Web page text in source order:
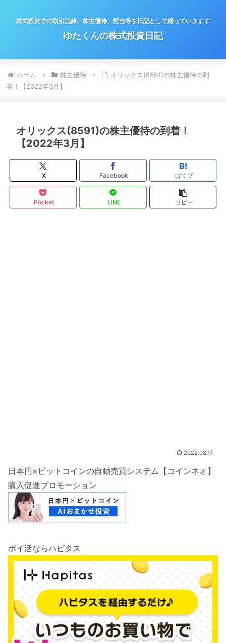
株式投資での取引記録、株主優待、配当等を日記として綴っていきます
ゆたくんの株式投資日記
ホーム 株主優待
オリックス(8591)の株主優待の到
着！【2022年3月】
オリックス(8591)の株主優待の到着！
【2022年3月】
X Facebook はてブ
Pocket LINE コピー
2022.08.17
日本円×ビットコインの自動売買システム【コインネオ】
購入促進プロモーション
ポイ活ならハピタス